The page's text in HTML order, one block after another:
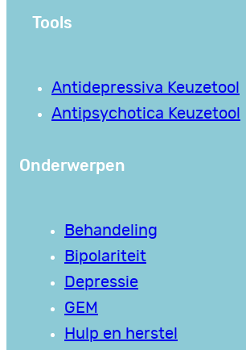
Tools
Antidepressiva Keuzetool
Antipsychotica Keuzetool
Onderwerpen
Behandeling
Bipolariteit
Depressie
GEM
Hulp en herstel